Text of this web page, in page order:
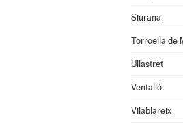
Siurana
Torroella de
Ullastret
Ventalló
Vilablareix